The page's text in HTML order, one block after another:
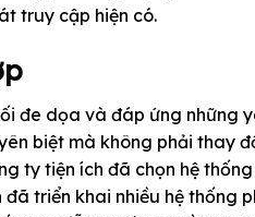
truy cập hiện có.
đe dọa và đáp ứng những
biệt mà không phải thay
ty tiện ích đã chọn hệ
triển khai nhiều hệ thống